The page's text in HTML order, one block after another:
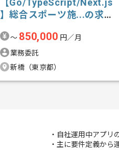
【Go/TypeScript/Next.js
】総合スポーツ施...の求
〜 850,000 円／月
業務委託
新橋（東京都）
・自社運用中アプリ
・主に要件定義から